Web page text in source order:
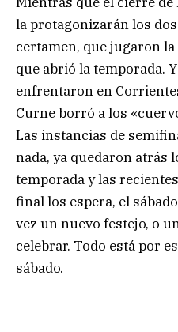
la protagonizarán los
certamen, que jugaron
que abrió la temporada.
enfrentaron en
Curne borró a los
Las instancias de
nada, ya quedaron atrás
temporada y las
final los espera, el
vez un nuevo festejo, o
celebrar. Todo está por
sábado.